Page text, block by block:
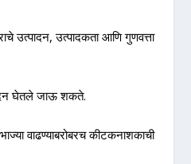
उत्पादन, उत्पादकता आणि गुणवत्ता
घेतले जाऊ शकते.
वाढण्याबरोबरच कीटकनाशकाची